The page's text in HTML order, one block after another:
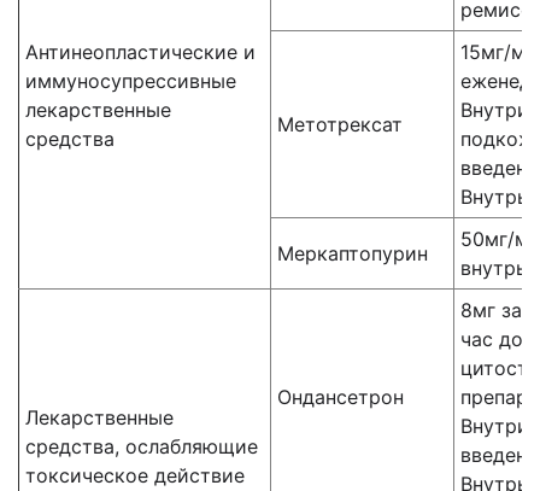
Антинеопластические и
иммуносупрессивные
лекарственные
средства
Метотрексат
15мг/м
Внутрь
Меркаптопурин
50мг/м
внутрь
Лекарственные
средства, ослабляющие
токсическое действие
Ондансетрон
8мг за
час до
Внутрь